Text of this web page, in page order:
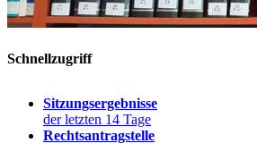
Schnellzugriff
Sitzungsergebnisse
der letzten 14 Tage
Rechtsantragstelle